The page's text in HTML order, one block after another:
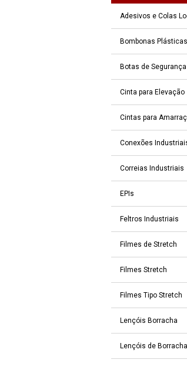
Adesivos e Colas
Bombonas Plásticas
Botas de Segurança
Cinta para Elevação
Cintas para
Conexões
Correias Industriais
EPIs
Feltros Industriais
Filmes de Stretch
Filmes Stretch
Filmes Tipo Stretch
Lençóis Borracha
Lençóis de Borracha